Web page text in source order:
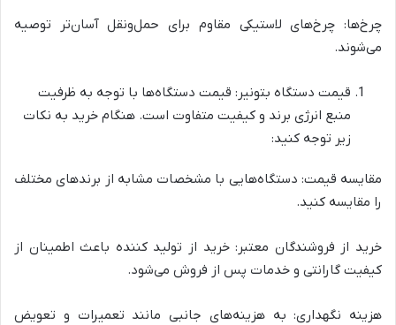
چرخ‌ها: چرخ‌های لاستیکی مقاوم برای حمل‌ونقل آسان‌تر توصیه
می‌شوند.
قیمت دستگاه بتونیر: قیمت دستگاه‌ها با توجه به ظرفیت
منبع انرژی برند و کیفیت متفاوت است. هنگام خرید به نکات
زیر توجه کنید:
مقایسه قیمت: دستگاه‌هایی با مشخصات مشابه از برندهای مختلف
را مقایسه کنید.
خرید از فروشندگان معتبر: خرید از تولید کننده باعث اطمینان از
کیفیت گارانتی و خدمات پس از فروش می‌شود.
هزینه نگهداری: به هزینه‌های جانبی مانند تعمیرات و تعویض